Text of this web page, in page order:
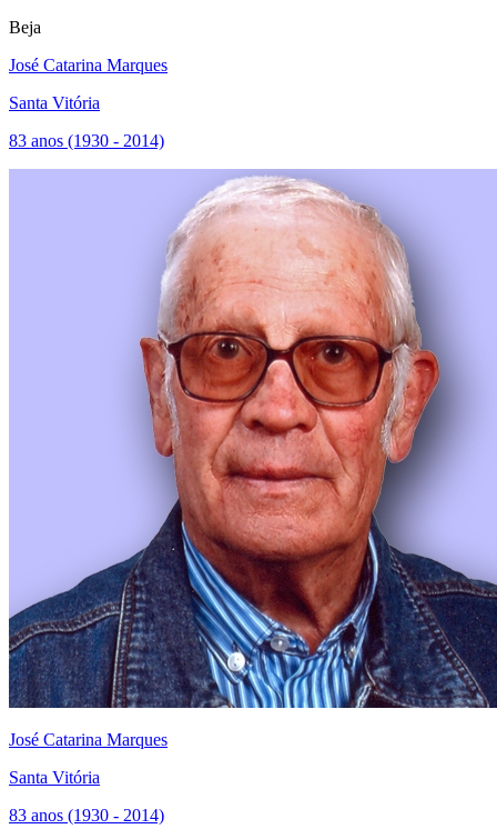
Beja
José Catarina Marques
Santa Vitória
83 anos (1930 - 2014)
José Catarina Marques
Santa Vitória
83 anos (1930 - 2014)